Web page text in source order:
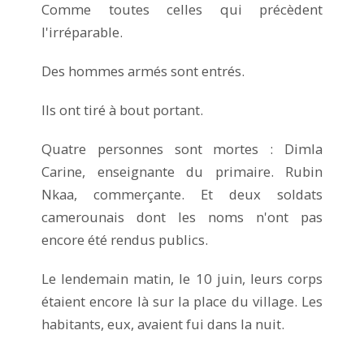
Comme toutes celles qui précèdent
l'irréparable.
Des hommes armés sont entrés.
Ils ont tiré à bout portant.
Quatre personnes sont mortes : Dimla
Carine, enseignante du primaire. Rubin
Nkaa, commerçante. Et deux soldats
camerounais dont les noms n'ont pas
encore été rendus publics.
Le lendemain matin, le 10 juin, leurs corps
étaient encore là sur la place du village. Les
habitants, eux, avaient fui dans la nuit.